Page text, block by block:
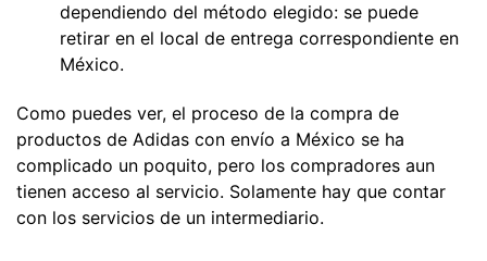
dependiendo del método elegido: se puede
retirar en el local de entrega correspondiente en
México.
Como puedes ver, el proceso de la compra de
productos de Adidas con envío a México se ha
complicado un poquito, pero los compradores aun
tienen acceso al servicio. Solamente hay que contar
con los servicios de un intermediario.